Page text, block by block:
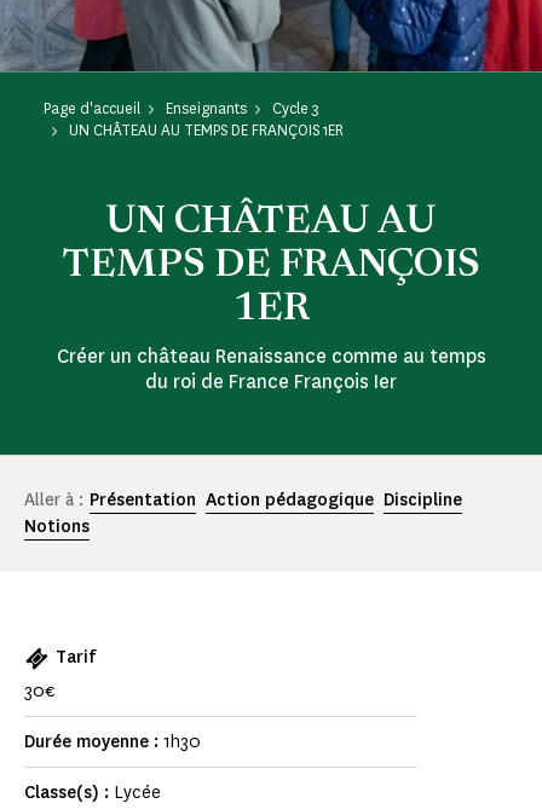
Page d'accueil Enseignants
Cycle 3
UN CHÂTEAU AU TEMPS DE FRANÇOIS 1ER
UN CHÂTEAU AU
TEMPS DE FRANÇOIS
1ER
Créer un château Renaissance comme au temps
du roi de France François Ier
Aller à : Présentation Action pédagogique Discipline
Notions
Tarif
30€
Durée moyenne : 1h30
Classe(s) : Lycée